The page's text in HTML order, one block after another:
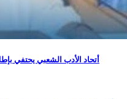
أتحاد الأدب الشعبي يحتفي